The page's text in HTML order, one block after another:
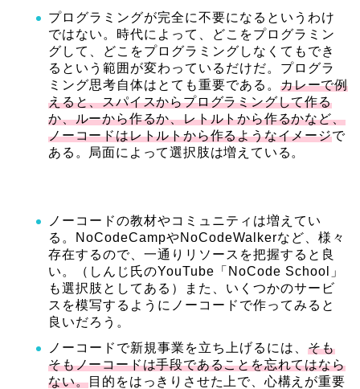
プログラミングが完全に不要になるというわけ
ではない。時代によって、どこをプログラミン
グして、どこをプログラミングしなくてもでき
るという範囲が変わっているだけだ。プログラ
ミング思考自体はとても重要である。 カレーで例
えると、スパイスからプログラミングして作る
か、ルーから作るか、レトルトから作るかなど、
ノーコードはレトルトから作るようなイメージで
ある。局面によって選択肢は増えている。
ノーコードの教材やコミュニティは増えてい
る。NoCodeCampやNoCodeWalkerなど、様々
存在するので、一通りリソースを把握すると良
い。（しんじ氏のYouTube「NoCode School」
も選択肢としてある）また、いくつかのサービ
スを模写するようにノーコードで作ってみると
良いだろう。
ノーコードで新規事業を立ち上げるには、 そも
そもノーコードは手段であることを忘れてはなら
ない。目的をはっきりさせた上で、心構えが重要